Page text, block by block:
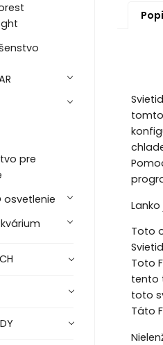
pre
osvetlenie
tomto
Toto
Toto
tento
toto
Táto